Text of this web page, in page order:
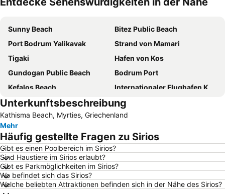
Sunny Beach
Bitez Public Beach
Port Bodrum Yalikavak
Strand von Mamari
Tigaki
Hafen von Kos
Gundogan Public Beach
Bodrum Port
Kefalos Beach
Internationaler Flughafen Kos-Hippokrates
Bodrum Castle
Kardamena
D-Marin Turgutreis Marina
Gumbet Beach
Marina Yacht Club
Lambi Strand
Yalikavak Public Beach
D-Marin Didim Marina
Archaeological Museum of Nisyros
Marina Kos
Kumbahce Public Beach
Paradise Beach
Massouri
Unterkunftsbeschreibung
Kathisma Beach, Myrties, Griechenland
Mehr
Häufig gestellte Fragen zu Sirios
Gibt es einen Poolbereich im Sirios?
Sind Haustiere im Sirios erlaubt?
Gibt es Parkmöglichkeiten im Sirios?
Wo befindet sich das Sirios?
Welche beliebten Attraktionen befinden sich in der Nähe des Sirios?